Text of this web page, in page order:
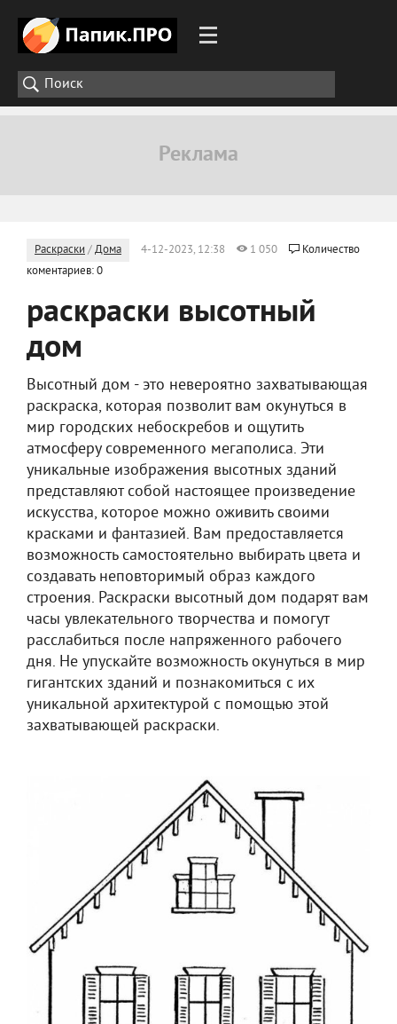
Раскраски /Дома 4-12-2023, 12:38 1 050
Количество
коментариев: 0
раскраски высотный
дом
Высотный дом - это невероятно захватывающая
раскраска, которая позволит вам окунуться в
мир городских небоскребов и ощутить
атмосферу современного мегаполиса. Эти
уникальные изображения высотных зданий
представляют собой настоящее произведение
искусства, которое можно оживить своими
красками и фантазией. Вам предоставляется
возможность самостоятельно выбирать цвета и
создавать неповторимый образ каждого
строения. Раскраски высотный дом подарят вам
часы увлекательного творчества и помогут
расслабиться после напряженного рабочего
дня. Не упускайте возможность окунуться в мир
гигантских зданий и познакомиться с их
уникальной архитектурой с помощью этой
захватывающей раскраски.